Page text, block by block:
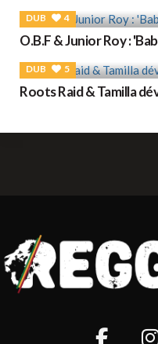
DUB 4
O.B.F & Junior Roy :
DUB 5
Roots Raid & Tamilla